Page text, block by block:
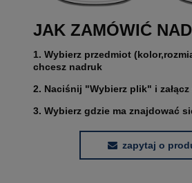
JAK ZAMÓWIĆ
1. Wybierz przedmiot
chcesz nadruk
2. Naciśnij "Wybierz plik" i
3. Wybierz gdzie ma znajdować
zapytaj o